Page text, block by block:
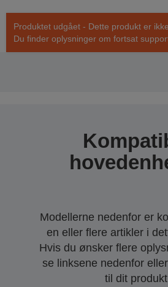
Produktet udgået - Dette produkt er
Du finder oplysninger om fortsat
Modellerne nedenfor er
en eller flere artikler i
Hvis du ønsker flere
se linksene nedenfor
til dit